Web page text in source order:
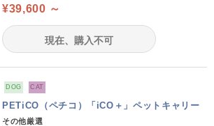
¥39,600 ～
現在、購入不可
DOG CAT
PETiCO（ペチコ）「iCO＋」ペットキャリー
その他厳選